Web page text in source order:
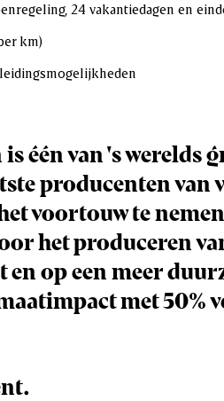
24 vakantiedagen en
km)
één van 's werelds
producenten van
voortouw te
het produceren
op een meer
met 50%